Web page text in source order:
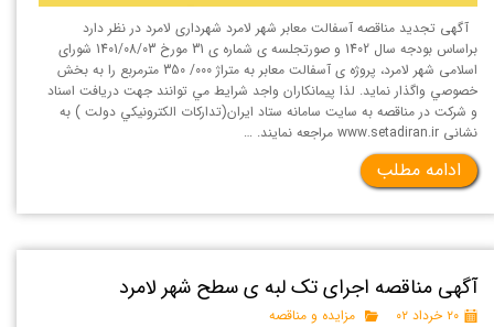
آگهی تجدید مناقصه آسفالت معابر شهر لامرد شهرداری لامرد در نظر دارد
براساس بودجه سال 1402 و صورتجلسه ی شماره ی 31 مورخ 1401/08/03 شورای
اسلامی شهر لامرد، پروژه ی آسفالت معابر به متراژ 000/ 350 مترمربع را به بخش
خصوصي واگذار نمايد. لذا پيمانكاران واجد شرايط مي توانند جهت دريافت اسناد
و شركت در مناقصه به سايت سامانه ستاد ايران(تداركات الكترونيكي دولت ) به
نشانی www.setadiran.ir مراجعه نمايند. …
ادامه مطلب
آگهی مناقصه اجرای تک لبه ی سطح شهر لامرد
۲۰ خرداد ۰۲ مزایده و مناقصه